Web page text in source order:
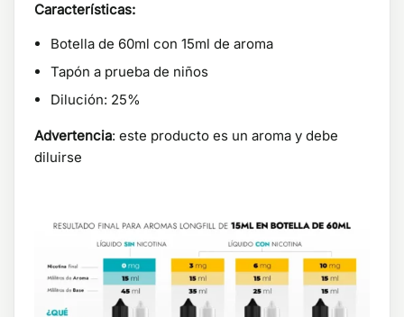
Características:
Botella de 60ml con 15ml de aroma
Tapón a prueba de niños
Dilución: 25%
Advertencia: este producto es un aroma y debe
diluirse